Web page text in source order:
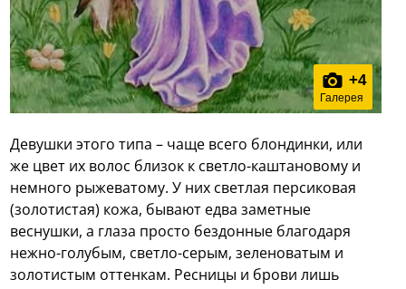
+4
Галерея
Девушки этого типа – чаще всего блондинки, или
же цвет их волос близок к светло-каштановому и
немного рыжеватому. У них светлая персиковая
(золотистая) кожа, бывают едва заметные
веснушки, а глаза просто бездонные благодаря
нежно-голубым, светло-серым, зеленоватым и
золотистым оттенкам. Ресницы и брови лишь